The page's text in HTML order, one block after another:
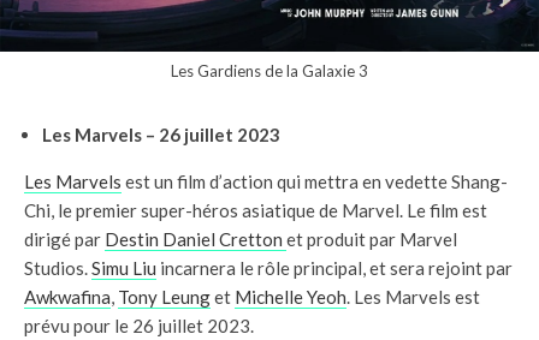
Les Gardiens de la Galaxie 3
Les Marvels – 26 juillet 2023
Les Marvels est un film d’action qui mettra en vedette Shang-
Chi, le premier super-héros asiatique de Marvel. Le film est
dirigé par Destin Daniel Cretton et produit par Marvel
Studios.Simu Liu incarnera le rôle principal, et sera rejoint par
Awkwafina, Tony Leunget Michelle Yeoh. Les Marvels est
prévu pour le 26 juillet 2023.